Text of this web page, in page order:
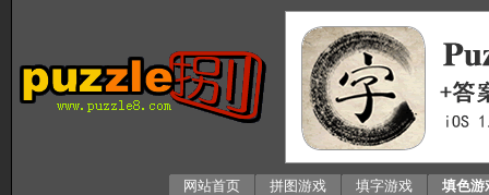
网站首页 拼图游戏 填字游戏 填色游